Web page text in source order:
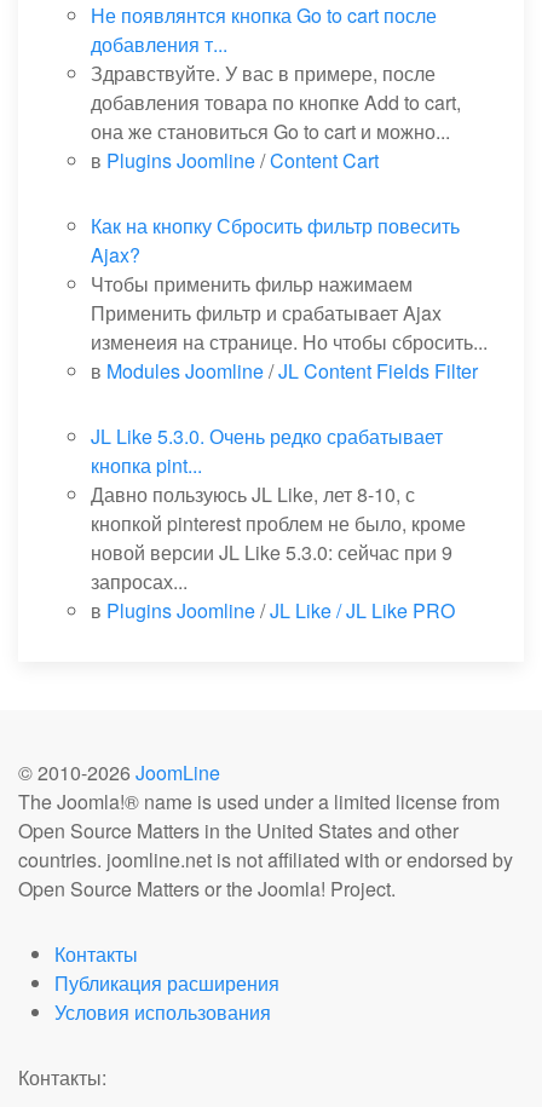
Не появлянтся кнопка Go to cart после
добавления т...
Здравствуйте. У вас в примере, после
добавления товара по кнопке Add to cart,
она же становиться Go to cart и можно...
в Plugins Joomline/Content Cart
Как на кнопку Сбросить фильтр повесить
Ajax?
Чтобы применить фильр нажимаем
Применить фильтр и срабатывает Ajax
изменеия на странице. Но чтобы сбросить...
в Modules Joomline/JL Content Fields Filter
JL Like 5.3.0. Очень редко срабатывает
кнопка pint...
Давно пользуюсь JL Like, лет 8-10, с
кнопкой pinterest проблем не было, кроме
новой версии JL Like 5.3.0: сейчас при 9
запросах...
в Plugins Joomline/JL Like / JL Like PRO
© 2010-2026 JoomLine
The Joomla!® name is used under a limited license from
Open Source Matters in the United States and other
countries. joomline.net is not affiliated with or endorsed by
Open Source Matters or the Joomla! Project.
Контакты
Публикация расширения
Условия использования
Контакты: